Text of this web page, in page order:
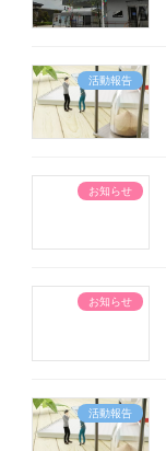
活動報告
お知らせ
お知らせ
活動報告